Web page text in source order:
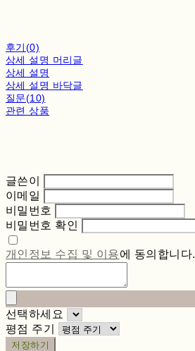
후기(0)
상세 설명 머리글
상세 설명
상세 설명 바닥글
질문(10)
관련 상품
글쓴이
이메일
비밀번호
비밀번호 확인
개인정보 수집 및 이용에 동의합니다.
선택하세요
평점 주기
저장하기